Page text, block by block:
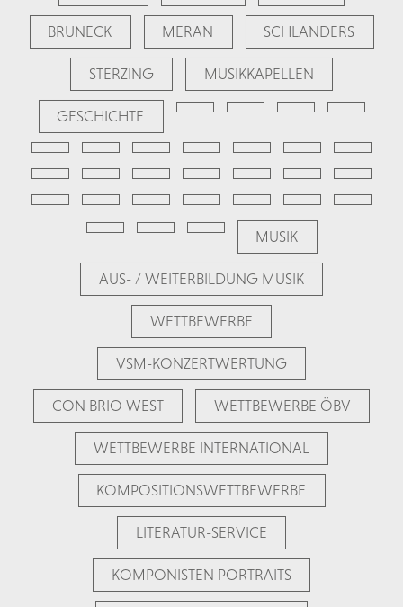
BRUNECK MERAN SCHLANDERS
STERZING MUSIKKAPELLEN
GESCHICHTE
MUSIK
AUS- / WEITERBILDUNG MUSIK
WETTBEWERBE
VSM-KONZERTWERTUNG
CON BRIO WEST WETTBEWERBE ÖBV
WETTBEWERBE INTERNATIONAL
KOMPOSITIONSWETTBEWERBE
LITERATUR-SERVICE
KOMPONISTEN PORTRAITS